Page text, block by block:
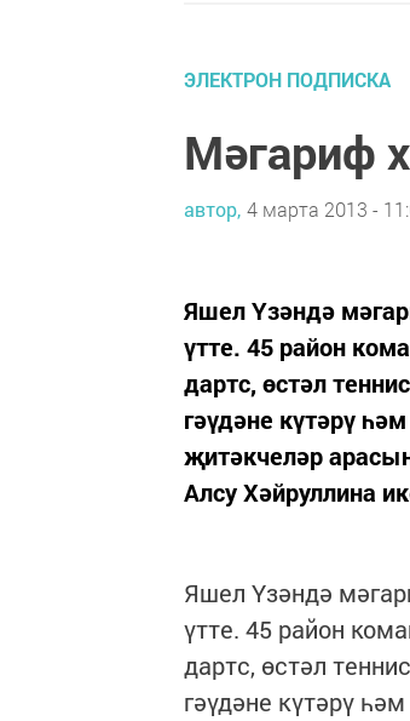
ЭЛЕКТРОН ПОДПИСКА
Мәгариф
автор, 4 марта 2013 -
Яшел Үзәндә
үтте. 45 район
дартс, өстәл
гәүдәне күтәрү
җитәкчеләр
Алсу Хәйруллина
Яшел Үзәндә
үтте. 45 район
дартс, өстәл
гәүдәне күтәрү